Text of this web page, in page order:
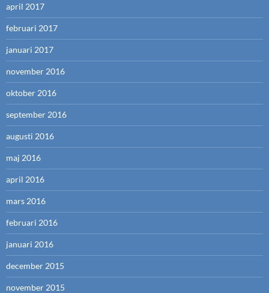
april 2017
februari 2017
januari 2017
november 2016
oktober 2016
september 2016
augusti 2016
maj 2016
april 2016
mars 2016
februari 2016
januari 2016
december 2015
november 2015